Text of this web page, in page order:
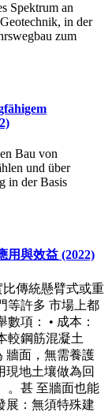
Spektrum an
in der
zum
Bau von
und über
in der Basis
用與效益 (2022)
傳統懸臂式或重
等許多 市場上都
項： • 成本：
較鋼筋混凝土
牆面，無需養護
現地土壤做為回
。甚 至牆面也能
展：無須特殊建